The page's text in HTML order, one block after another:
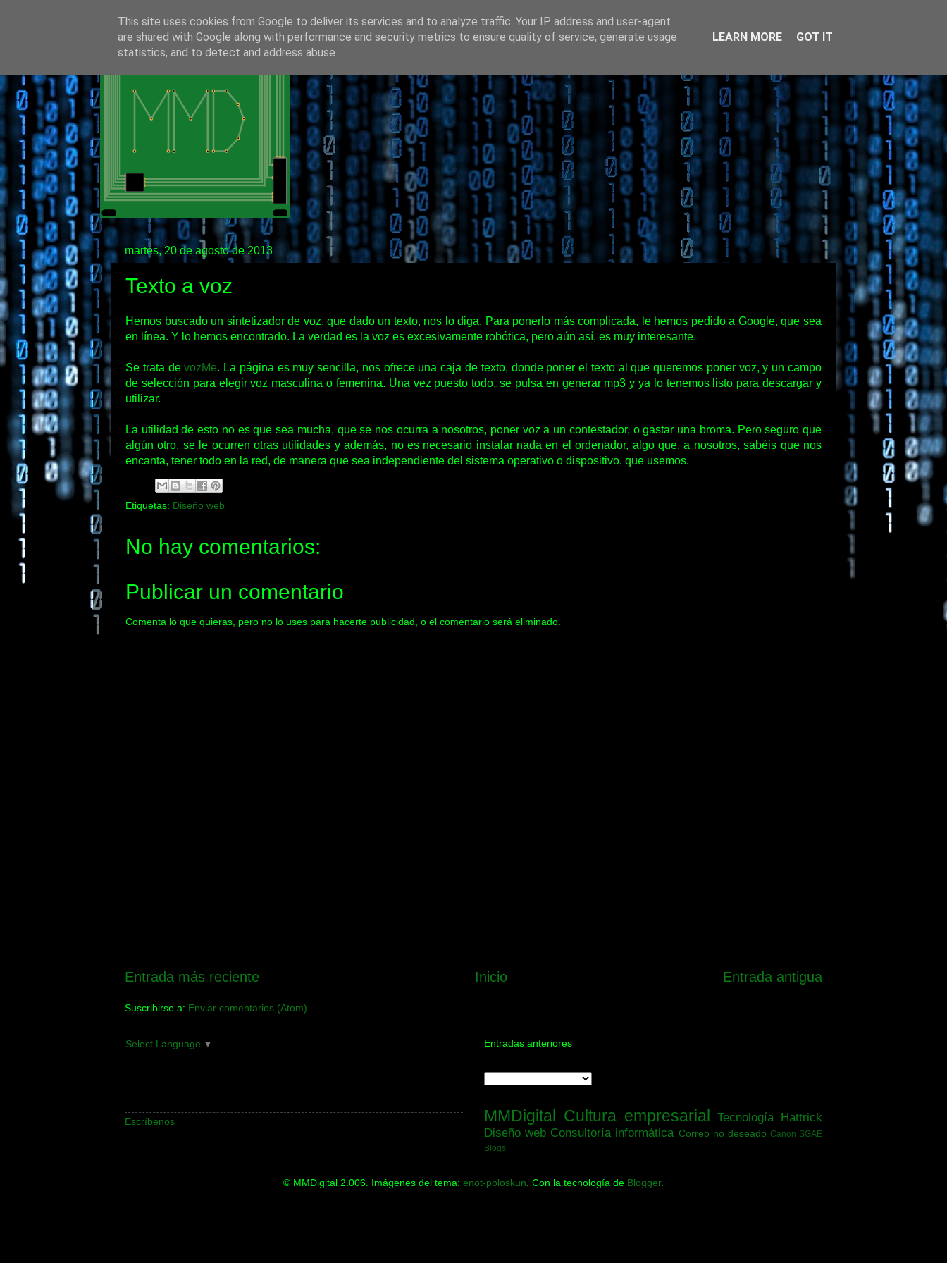
martes, 20 de agosto de 2013
Texto a voz
Hemos buscado un sintetizador de voz, que dado un texto, nos lo diga. Para ponerlo más complicada, le hemos pedido a Google, que sea
en línea. Y lo hemos encontrado. La verdad es la voz es excesivamente robótica, pero aún así, es muy interesante.
Se trata devozMe. La página es muy sencilla, nos ofrece una caja de texto, donde poner el texto al que queremos poner voz, y un campo
de selección para elegir voz masculina o femenina. Una vez puesto todo, se pulsa en generar mp3 y ya lo tenemos listo para descargar y
utilizar.
La utilidad de esto no es que sea mucha, que se nos ocurra a nosotros, poner voz a un contestador, o gastar una broma. Pero seguro que
algún otro, se le ocurren otras utilidades y además, no es necesario instalar nada en el ordenador, algo que, a nosotros, sabéis que nos
encanta, tener todo en la red, de manera que sea independiente del sistema operativo o dispositivo, que usemos.
Etiquetas: Diseño web
No hay comentarios:
Publicar un comentario
Comenta lo que quieras, pero no lo uses para hacerte publicidad, o el comentario será eliminado.
Entrada más reciente Entrada antigua
Inicio
Suscribirse a: Enviar comentarios (Atom)
Select Language ▼
Escríbenos
Entradas anteriores
MMDigital Cultura empresarial Tecnología Hattrick
Diseño web Consultoría informática Correo no deseado Canon SGAE
Blogs
© MMDigital 2.006. Imágenes del tema: enot-poloskun . Con la tecnología de Blogger.
This site uses cookies from Google to deliver its services and to analyze traffic. Your IP address and user-agent
are shared with Google along with performance and security metrics to ensure quality of service, generate usage
statistics, and to detect and address abuse.
LEARN MORE GOT IT